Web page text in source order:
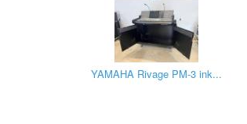
YAMAHA Rivage PM-3 ink...